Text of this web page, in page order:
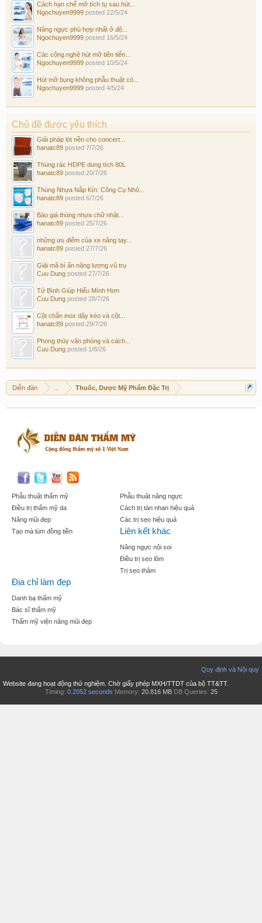
Cách hạn chế mỡ tích tụ sau hút...
Ngochuyen9999 posted 22/5/24
Nâng ngực phù hợp nhất ở độ...
Ngochuyen9999 posted 16/5/24
Các công nghệ hút mỡ tiên tiến...
Ngochuyen9999 posted 10/5/24
Hút mỡ bụng không phẫu thuật có...
Ngochuyen9999 posted 4/5/24
Chủ đề được yêu thích
Giải pháp lót nền cho concert...
hanatc89 posted 7/7/26
Thùng rác HDPE dung tích 80L
hanatc89 posted 20/7/26
Thùng Nhựa Nắp Kín: Công Cụ Nhỏ...
hanatc89 posted 6/7/26
Báo giá thùng nhựa chữ nhật...
hanatc89 posted 25/7/26
những ưu điểm của xe nâng tay...
hanatc89 posted 27/7/26
Giải mã bí ẩn năng lượng vũ trụ
Cuu Dung posted 27/7/26
Tử Bình Giúp Hiểu Mình Hơn
Cuu Dung posted 28/7/26
Cột chắn inox dây kéo và cột...
hanatc89 posted 29/7/26
Phong thủy văn phòng và cách...
Cuu Dung posted 1/8/26
Diễn đàn Thuốc, Dược Mỹ Phẩm Đặc Trị
Phẫu thuật thẩm mỹ
Điều trị thẩm mỹ da
Nâng mũi đẹp
Tạo mà lúm đồng tiền
Phẫu thuật nâng ngực
Cách trị tàn nhan hiệu quả
Các trị sẹo hiệu quả
Liên kết khác
Nâng ngực nội soi
Điều trị sẹo lõm
Trị sẹo thâm
Địa chỉ làm đẹp
Danh bạ thẩm mỹ
Bác sĩ thẩm mỹ
Thẩm mỹ viện nâng mũi đẹp
Quy định và Nội quy
Website đang hoạt động thử nghiệm. Chờ giấy phép MXH/TTDT của bộ TT&TT.
Timing: 0.2052 seconds Memory: 20.816 MB DB Queries: 25